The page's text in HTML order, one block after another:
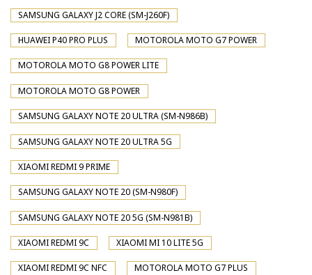
SAMSUNG GALAXY J2 CORE (SM-J260F)
HUAWEI P40 PRO PLUS MOTOROLA MOTO G7 POWER
MOTOROLA MOTO G8 POWER LITE
MOTOROLA MOTO G8 POWER
SAMSUNG GALAXY NOTE 20 ULTRA (SM-N986B)
SAMSUNG GALAXY NOTE 20 ULTRA 5G
XIAOMI REDMI 9 PRIME
SAMSUNG GALAXY NOTE 20 (SM-N980F)
SAMSUNG GALAXY NOTE 20 5G (SM-N981B)
XIAOMI REDMI 9C XIAOMI MI 10 LITE 5G
XIAOMI REDMI 9C NFC MOTOROLA MOTO G7 PLUS